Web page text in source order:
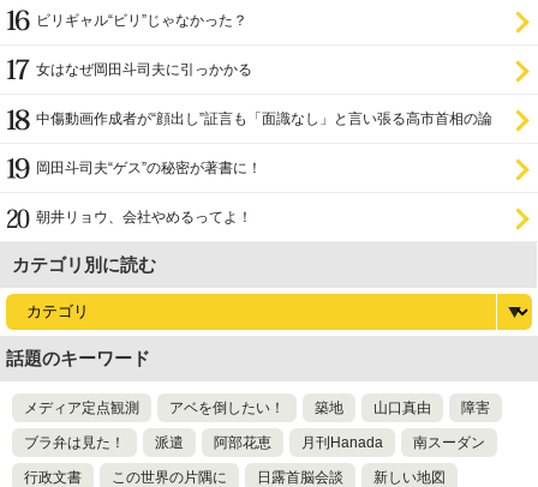
ビリギャル“ビリ”じゃなかった？
女はなぜ岡田斗司夫に引っかかる
中傷動画作成者が“顔出し”証言も「面識なし」と言い張る高市首相の論
岡田斗司夫“ゲス”の秘密が著書に！
朝井リョウ、会社やめるってよ！
カテゴリ別に読む
話題のキーワード
メディア定点観測 アベを倒したい！ 築地 山口真由 障害
ブラ弁は見た！ 派遣 阿部花恵 月刊Hanada 南スーダン
行政文書 この世界の片隅に 日露首脳会談 新しい地図